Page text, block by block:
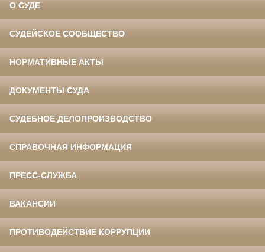
О СУДЕ
СУДЕЙСКОЕ СООБЩЕСТВО
НОРМАТИВНЫЕ АКТЫ
ДОКУМЕНТЫ СУДА
СУДЕБНОЕ ДЕЛОПРОИЗВОДСТВО
СПРАВОЧНАЯ ИНФОРМАЦИЯ
ПРЕСС-СЛУЖБА
ВАКАНСИИ
ПРОТИВОДЕЙСТВИЕ КОРРУПЦИИ